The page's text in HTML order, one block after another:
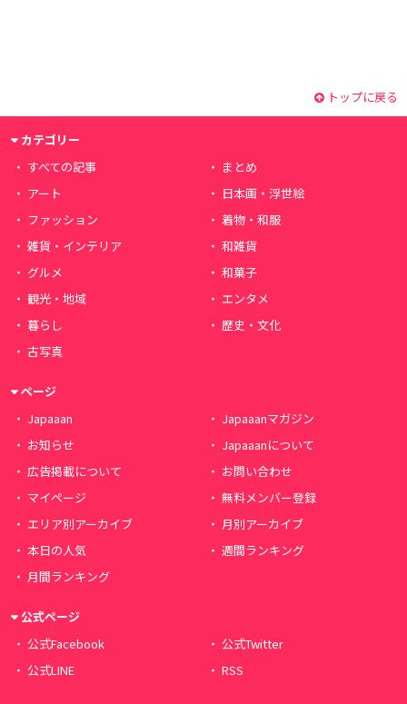
トップに戻る
カテゴリー
すべての記事
まとめ
アート
日本画・浮世絵
ファッション
着物・和服
雑貨・インテリア
和雑貨
グルメ
和菓子
観光・地域
エンタメ
暮らし
歴史・文化
古写真
ページ
Japaaan
Japaaanマガジン
お知らせ
Japaaanについて
広告掲載について
お問い合わせ
マイページ
無料メンバー登録
エリア別アーカイブ
月別アーカイブ
本日の人気
週間ランキング
月間ランキング
公式ページ
公式Facebook
公式Twitter
公式LINE
RSS